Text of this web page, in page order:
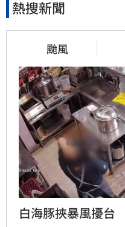
熱搜新聞
颱風
白海豚挾暴風擾台